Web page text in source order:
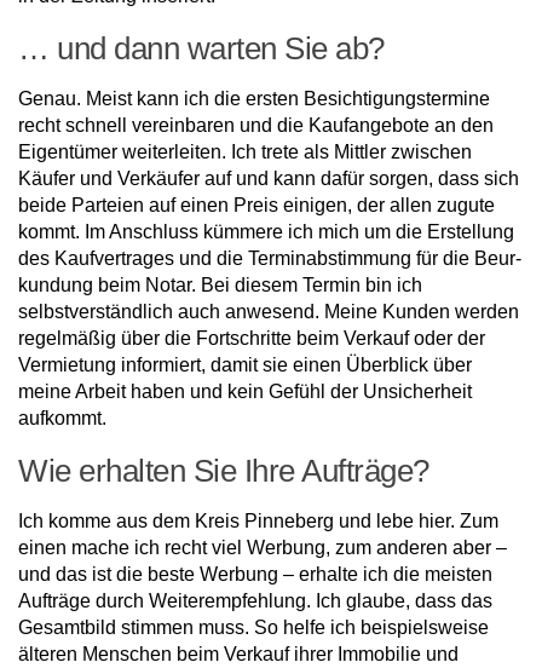
… und dann warten Sie ab?
Genau. Meist kann ich die ers­ten Besichtigungstermine
recht schnell vereinbaren und die Kau­fangebote an den
Eigentümer weiterleiten. Ich trete als Mittler zwischen
Käufer und Verkäufer auf und kann dafür sorgen, dass sich
beide Parteien auf einen Preis einigen, der al­len zugute
kommt. Im Anschluss kümmere ich mich um die Erstel­lung
des Kaufvertrages und die Terminabstimmung für die Beur­
kundung beim Notar. Bei diesem Termin bin ich
selbstverständlich auch anwesend. Meine Kunden werden
regelmäßig über die Fortschritte beim Verkauf oder der
Vermietung informiert, damit sie einen Überblick über
meine Arbeit haben und kein Gefühl der Unsicherheit
aufkommt.
Wie erhalten Sie Ihre Aufträge?
Ich komme aus dem Kreis Pinneberg und lebe hier. Zum
einen mache ich recht viel Werbung, zum anderen aber –
und das ist die beste Werbung – erhalte ich die meisten
Aufträge durch Weiterempfehlung. Ich glaube, dass das
Gesamtbild stimmen muss. So helfe ich beispielsweise
älteren Menschen beim Verkauf ihrer Immobilie und